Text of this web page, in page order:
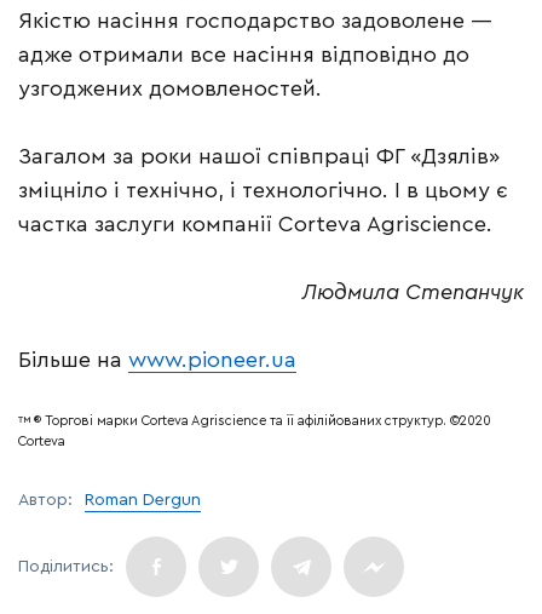
Якістю насіння господарство задоволене —
адже отримали все насіння відповідно до
узгоджених домовленостей.
Загалом за роки нашої співпраці ФГ «Дзялів»
зміцніло і технічно, і технологічно. І в цьому є
частка заслуги компанії Corteva Agriscience.
Людмила Степанчук
Більше на www.pioneer.ua
™ ® Торгові марки Corteva Agriscience та її афілійованих структур. ©2020
Corteva
Автор: Roman Dergun